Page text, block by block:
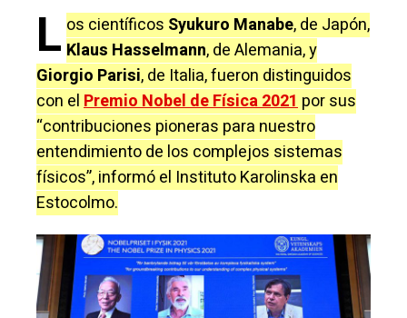
L os científicos Syukuro Manabe, de Japón,
Klaus Hasselmann, de Alemania, y
Giorgio Parisi, de Italia, fueron distinguidos
con elPremio Nobel de Física 2021por sus
“contribuciones pioneras para nuestro
entendimiento de los complejos sistemas
físicos”, informó el Instituto Karolinska en
Estocolmo.